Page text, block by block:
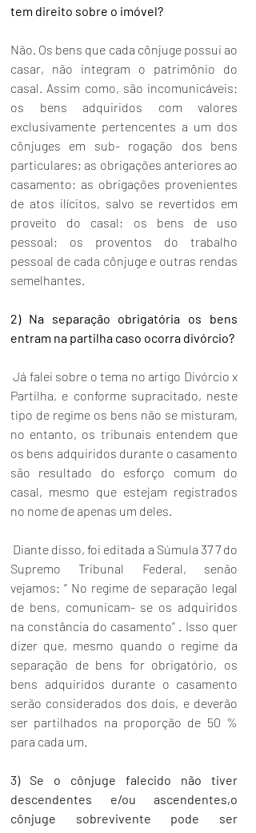
tem direito sobre o imóvel?
Não. Os bens que cada cônjuge possui ao
casar, não integram o patrimônio do
casal. Assim como, são incomunicáveis:
os bens adquiridos com valores
exclusivamente pertencentes a um dos
cônjuges em sub- rogação dos bens
particulares; as obrigações anteriores ao
casamento; as obrigações provenientes
de atos ilícitos, salvo se revertidos em
proveito do casal; os bens de uso
pessoal; os proventos do trabalho
pessoal de cada cônjuge e outras rendas
semelhantes.
2) Na separação obrigatória os bens
entram na partilha caso ocorra divórcio?
Já falei sobre o tema no artigo Divórcio x
Partilha, e conforme supracitado, neste
tipo de regime os bens não se misturam,
no entanto, os tribunais entendem que
os bens adquiridos durante o casamento
são resultado do esforço comum do
casal, mesmo que estejam registrados
no nome de apenas um deles.
Supremo Tribunal Federal, senão
vejamos: “ No regime de separação legal
de bens, comunicam- se os adquiridos
na constância do casamento” . Isso quer
dizer que, mesmo quando o regime da
separação de bens for obrigatório, os
bens adquiridos durante o casamento
serão considerados dos dois, e deverão
ser partilhados na proporção de 50 %
para cada um.
3) Se o cônjuge falecido não tiver
descendentes e/ou ascendentes,o
cônjuge sobrevivente pode ser